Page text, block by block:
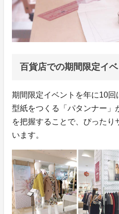
百貨店での期間限定イベ
期間限定イベントを年に10
型紙をつくる「パタンナー」
を把握することで、ぴったり
います。